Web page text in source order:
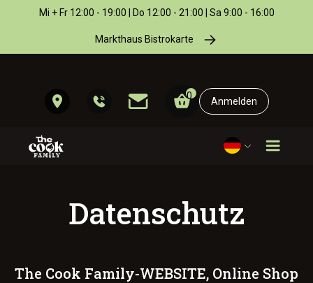
Mi + Fr 12:00 - 19:00 | Do 12:00 - 21:00 | Sa 9:00 - 16:00
Markthaus Bistrokarte
0 Anmelden
Datenschutz
The Cook Family-WEBSITE, Online Shop